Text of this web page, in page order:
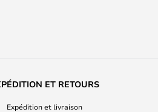
ET RETOURS
Expédition et livraison